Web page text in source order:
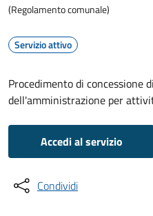
(Regolamento comunale)
Servizio attivo
Procedimento di concessione
dell'amministrazione per
Accedi al servizio
Condividi